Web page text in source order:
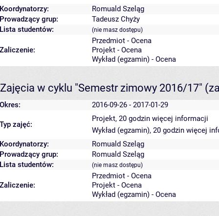
Koordynatorzy:
Romuald Szeląg
Prowadzący grup:
Tadeusz Chyży
Lista studentów:
(nie masz dostępu)
Zaliczenie:
Przedmiot - Ocena
Projekt - Ocena
Wykład (egzamin) - Ocena
Zajęcia w cyklu "Semestr zimowy 2016/17"
Okres: 2016-09-26 - 2017-01-29
Typ zajęć:
Projekt, 20 godzin więcej informacji
Wykład (egzamin), 20 godzin więcej
Koordynatorzy:
Romuald Szeląg
Prowadzący grup:
Romuald Szeląg
Lista studentów:
(nie masz dostępu)
Zaliczenie:
Przedmiot - Ocena
Projekt - Ocena
Wykład (egzamin) - Ocena